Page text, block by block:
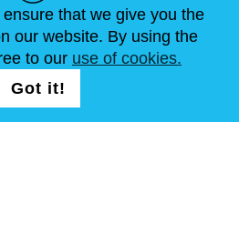
USDIMENSIONS
NOUS CONTACTER
that we give you the
our website. By using the
to our use of cookies.
Got it!